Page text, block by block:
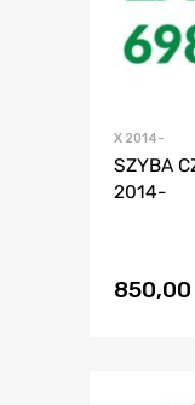
X 2014-
SZYBA
2014-
850,00